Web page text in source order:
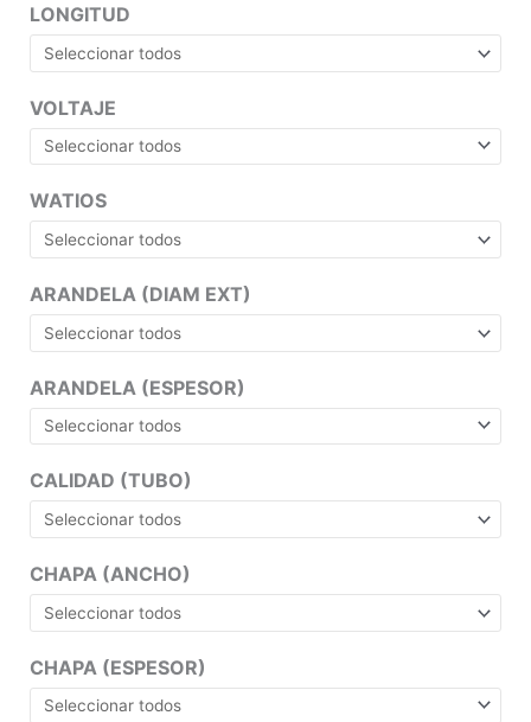
LONGITUD
VOLTAJE
WATIOS
ARANDELA (DIAM EXT)
ARANDELA (ESPESOR)
CALIDAD (TUBO)
CHAPA (ANCHO)
CHAPA (ESPESOR)